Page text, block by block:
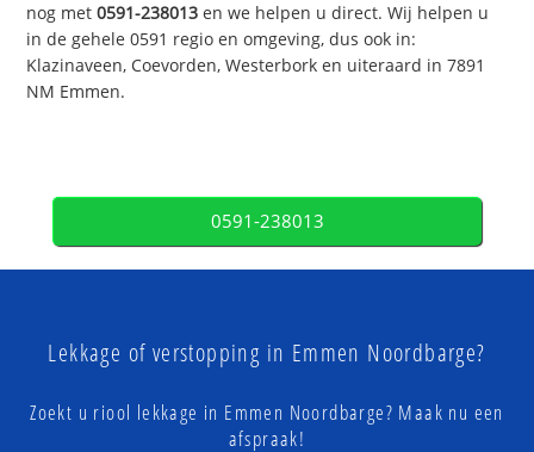
nog met0591-238013 en we helpen u direct. Wij helpen u
in de gehele 0591 regio en omgeving, dus ook in:
Klazinaveen, Coevorden, Westerbork en uiteraard in 7891
NM Emmen.
0591-238013
Lekkage of verstopping in Emmen Noordbarge?
Zoekt u riool lekkage in Emmen Noordbarge? Maak nu een
afspraak!